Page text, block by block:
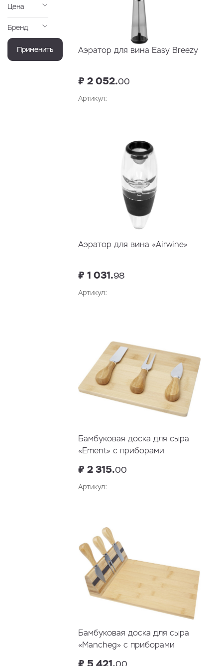
Цена
Бренд
Применить Аэратор для вина Easy Breezy
₽ 2 052.00
Артикул:
Аэратор для вина «Airwine»
₽ 1 031.98
Артикул:
Бамбуковая доска для сыра
«Ement» с приборами
₽ 2 315.00
Артикул:
Бамбуковая доска для сыра
«Mancheg» с приборами